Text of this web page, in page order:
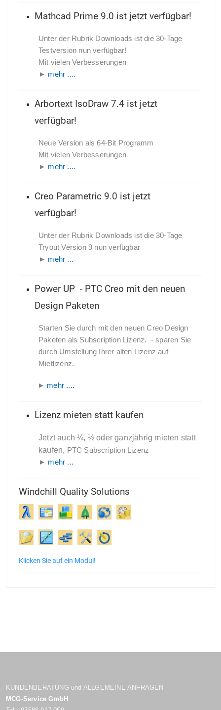
Mathcad Prime 9.0 ist jetzt verfügbar!
Unter der Rubrik Downloads ist die 30-Tage
Testversion nun verfügbar!
Mit vielen Verbesserungen
► mehr ....
Arbortext IsoDraw 7.4 ist jetzt
verfügbar!
Neue Version als 64-Bit Programm
Mit vielen Verbesserungen
► mehr ....
Creo Parametric 9.0 ist jetzt
verfügbar!
Unter der Rubrik Downloads ist die 30-Tage
Tryout Version 9 nun verfügbar
► mehr ...
Power UP - PTC Creo mit den neuen
Design Paketen
Starten Sie durch mit den neuen Creo Design
Paketen als Subscription Lizenz. - sparen Sie
durch Umstellung Ihrer alten Lizenz auf
Mietlizenz.
► mehr ....
Lizenz mieten statt kaufen
Jetzt auch ¼, ½ oder ganzjährig mieten statt
kaufen, PTC Subscription Lizenz
► mehr ...
Windchill Quality Solutions
Klicken Sie auf ein Modul!
KUNDENBERATUNG und ALLGEMEINE ANFRAGEN
MCG-Service GmbH